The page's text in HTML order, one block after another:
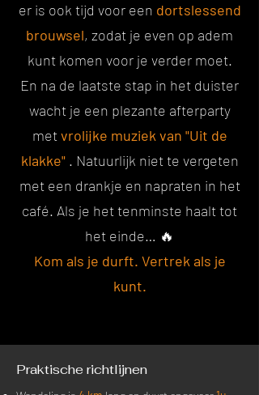
er is ook tijd voor een dortslessend
brouwsel, zodat je even op adem
kunt komen voor je verder moet.
En na de laatste stap in het duister
wacht je een plezante afterparty
metvrolijke muziek van "Uit de
klakke". Natuurlijk niet te vergeten
met een drankje en napraten in het
café. Als je het tenminste haalt tot
het einde… 🔥
Kom als je durft. Vertrek als je
kunt.
Praktische richtlijnen